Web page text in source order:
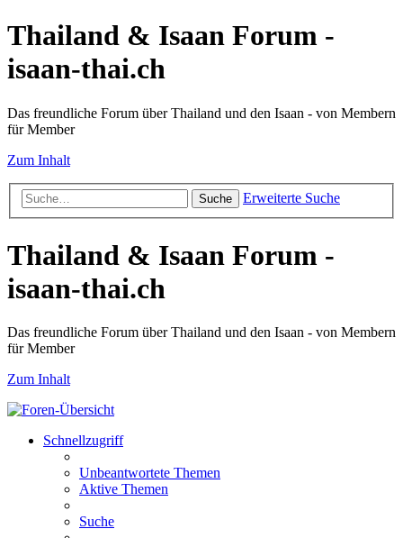
Thailand & Isaan Forum -
isaan-thai.ch
Das freundliche Forum über Thailand und den Isaan - von Membern
für Member
Zum Inhalt
Suche Erweiterte Suche
Thailand & Isaan Forum -
isaan-thai.ch
Das freundliche Forum über Thailand und den Isaan - von Membern
für Member
Zum Inhalt
Schnellzugriff
Unbeantwortete Themen
Aktive Themen
Suche